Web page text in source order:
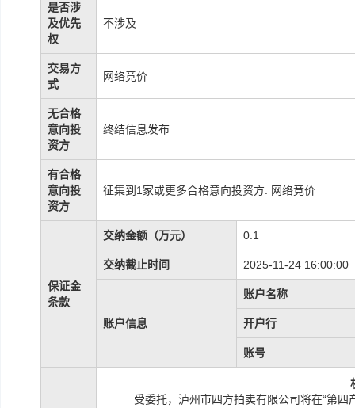
是否涉
及优先
权
不涉及
交易方
式
网络竞价
无合格
意向投
资方
终结信息发布
有合格
意向投
资方
征集到1家或更多合格意向投资方: 网络竞价
保证金
条款
交纳金额（万元） 0.1
交纳截止时间 2025-11-24 16:00:00
账户信息
账户名称
开户行
账号
受委托，泸州市四方拍卖有限公司将在“第四